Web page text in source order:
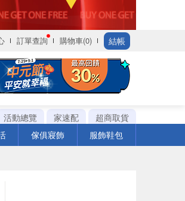
訂單查詢 購物車(0) 結帳
活動總覽 家速配
超商取貨
傢俱寢飾 服飾鞋包